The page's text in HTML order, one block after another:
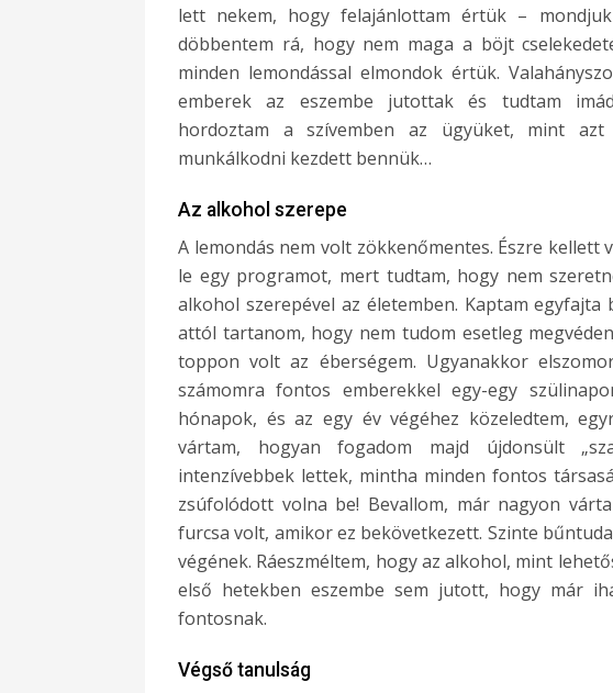
lett nekem, hogy felajánlottam értük –
döbbentem rá, hogy nem maga a böjt
minden lemondással elmondok értük.
emberek az eszembe jutottak és tudtam
hordoztam a szívemben az ügyüket, mint
munkálkodni kezdett bennük…
Az alkohol szerepe
A lemondás nem volt zökkenőmentes. Észre
le egy programot, mert tudtam, hogy nem
alkohol szerepével az életemben. Kaptam
attól tartanom, hogy nem tudom esetleg
toppon volt az éberségem. Ugyanakkor
számomra fontos emberekkel egy-egy
hónapok, és az egy év végéhez közeledtem,
vártam, hogyan fogadom majd újdonsült
intenzívebbek lettek, mintha minden fontos
zsúfolódott volna be! Bevallom, már nagyon
furcsa volt, amikor ez bekövetkezett. Szinte
végének. Ráeszméltem, hogy az alkohol, mint
első hetekben eszembe sem jutott, hogy már
fontosnak.
Végső tanulság